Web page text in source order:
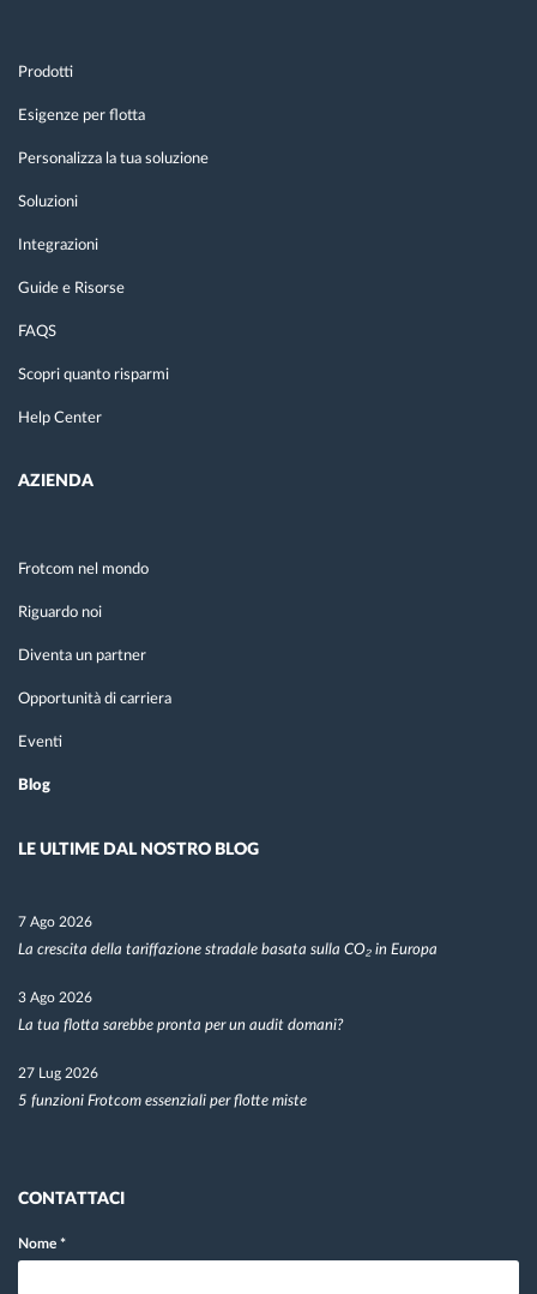
Prodotti
Esigenze per flotta
Personalizza la tua soluzione
Soluzioni
Integrazioni
Guide e Risorse
FAQS
Scopri quanto risparmi
Help Center
AZIENDA
Frotcom nel mondo
Riguardo noi
Diventa un partner
Opportunità di carriera
Eventi
Blog
LE ULTIME DAL NOSTRO BLOG
7 Ago 2026
La crescita della tariffazione stradale basata sulla CO₂ in Europa
3 Ago 2026
La tua flotta sarebbe pronta per un audit domani?
27 Lug 2026
5 funzioni Frotcom essenziali per flotte miste
CONTATTACI
Nome *